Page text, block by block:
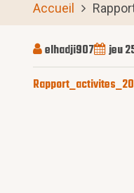
Accueil
elhadji907
jeu